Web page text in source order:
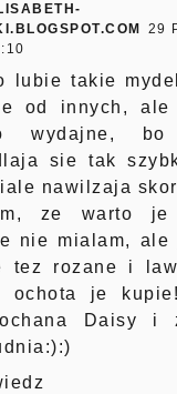
29
lubie takie
od innych, ale
wydajne,
sie tak
nawilzaja
ze warto je
nie mialam,
tez rozane i
ochota je
Daisy i